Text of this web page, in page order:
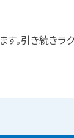
。引き続きラ